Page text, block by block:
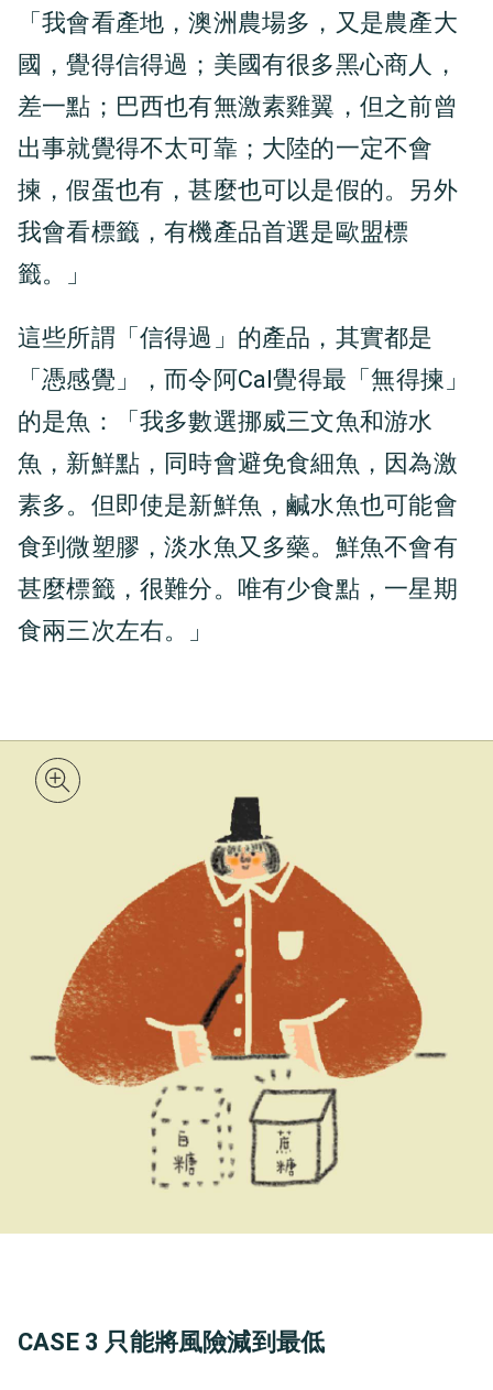
「我會看產地，澳洲農場多，又是農產大
國，覺得信得過；美國有很多黑心商人，
差一點；巴西也有無激素雞翼，但之前曾
出事就覺得不太可靠；大陸的一定不會
揀，假蛋也有，甚麼也可以是假的。另外
我會看標籤，有機產品首選是歐盟標
籤。」
這些所謂「信得過」的產品，其實都是
「憑感覺」，而令阿Cal覺得最「無得揀」
的是魚：「我多數選挪威三文魚和游水
魚，新鮮點，同時會避免食細魚，因為激
素多。但即使是新鮮魚，鹹水魚也可能會
食到微塑膠，淡水魚又多藥。鮮魚不會有
甚麼標籤，很難分。唯有少食點，一星期
食兩三次左右。」
CASE 3 只能將風險減到最低